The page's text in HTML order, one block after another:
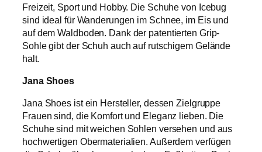
Freizeit, Sport und Hobby. Die Schuhe von Icebug
sind ideal für Wanderungen im Schnee, im Eis und
auf dem Waldboden. Dank der patentierten Grip-
Sohle gibt der Schuh auch auf rutschigem Gelände
halt.
Jana Shoes
Jana Shoes ist ein Hersteller, dessen Zielgruppe
Frauen sind, die Komfort und Eleganz lieben. Die
Schuhe sind mit weichen Sohlen versehen und aus
hochwertigen Obermaterialien. Außerdem verfügen